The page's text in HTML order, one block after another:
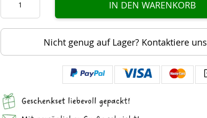
IN DEN WARENKORB
Nicht genug auf Lager? Kontaktiere uns